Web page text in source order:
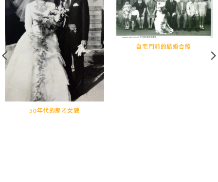
50年代的郎才女貌
自宅門前的結婚合照